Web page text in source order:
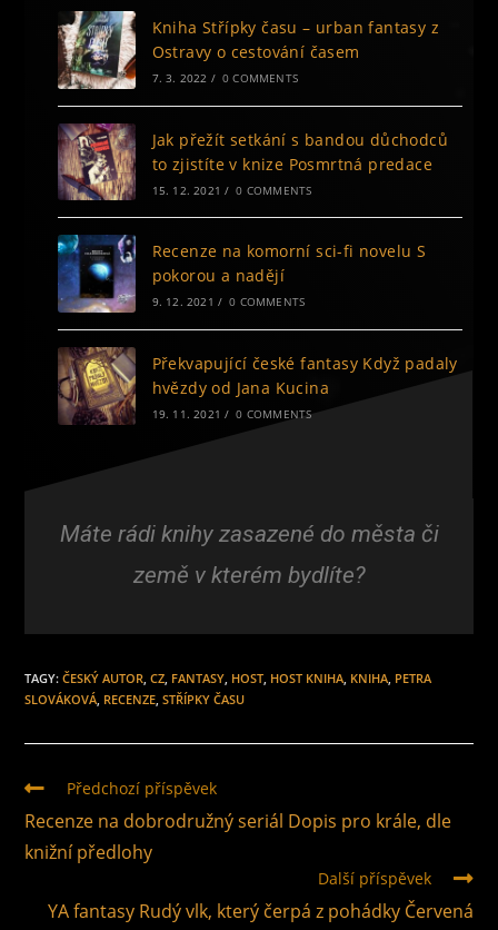
Kniha Střípky času – urban fantasy z
Ostravy o cestování časem
7. 3. 2022 / 0 COMMENTS
Jak přežít setkání s bandou důchodců
to zjistíte v knize Posmrtná predace
15. 12. 2021 / 0 COMMENTS
Recenze na komorní sci-fi novelu S
pokorou a nadějí
9. 12. 2021 / 0 COMMENTS
Překvapující české fantasy Když padaly
hvězdy od Jana Kucina
19. 11. 2021 / 0 COMMENTS
Máte rádi knihy zasazené do města či
země v kterém bydlíte?
TAGY:ČESKÝ AUTOR CZ FANTASY HOST HOST KNIHA KNIHA PETRA
SLOVÁKOVÁ RECENZE STŘÍPKY ČASU
Předchozí příspěvek
Recenze na dobrodružný seriál Dopis pro krále, dle
knižní předlohy
Další příspěvek
YA fantasy Rudý vlk, který čerpá z pohádky Červená